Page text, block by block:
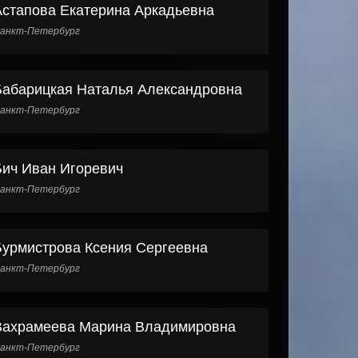
Екатерина Аркадьевна
Петербург
Наталья Александровна
Петербург
Иван Игоревич
Петербург
Ксения Сергеевна
Петербург
Марина Владимировна
Петербург